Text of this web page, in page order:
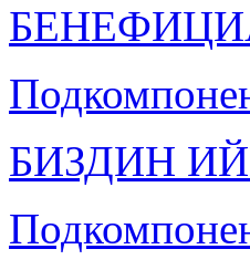
БИЗДИН